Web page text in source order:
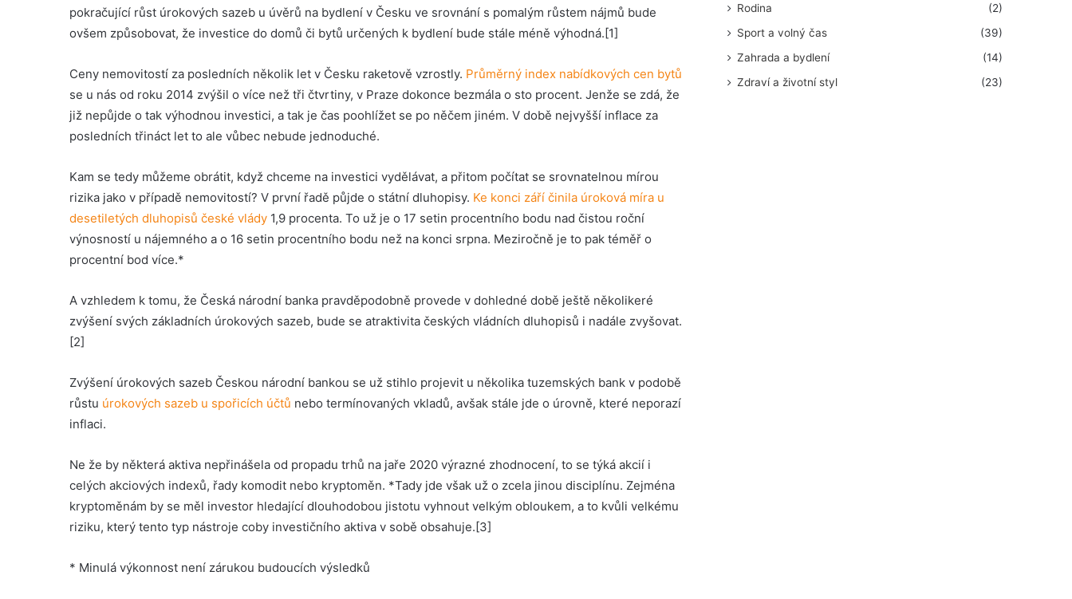
pokračující růst úrokových sazeb u úvěrů na bydlení v Česku ve srovnání s pomalým růstem nájmů bude
ovšem způsobovat, že investice do domů či bytů určených k bydlení bude stále méně výhodná.[1]
Ceny nemovitostí za posledních několik let v Česku raketově vzrostly. Průměrný index nabídkových cen bytů
se u nás od roku 2014 zvýšil o více než tři čtvrtiny, v Praze dokonce bezmála o sto procent. Jenže se zdá, že
již nepůjde o tak výhodnou investici, a tak je čas poohlížet se po něčem jiném. V době nejvyšší inflace za
posledních třináct let to ale vůbec nebude jednoduché.
Kam se tedy můžeme obrátit, když chceme na investici vydělávat, a přitom počítat se srovnatelnou mírou
rizika jako v případě nemovitostí? V první řadě půjde o státní dluhopisy. Ke konci září činila úroková míra u
desetiletých dluhopisů české vlády 1,9 procenta. To už je o 17 setin procentního bodu nad čistou roční
výnosností u nájemného a o 16 setin procentního bodu než na konci srpna. Meziročně je to pak téměř o
procentní bod více.*
A vzhledem k tomu, že Česká národní banka pravděpodobně provede v dohledné době ještě několikeré
zvýšení svých základních úrokových sazeb, bude se atraktivita českých vládních dluhopisů i nadále zvyšovat.
[2]
Zvýšení úrokových sazeb Českou národní bankou se už stihlo projevit u několika tuzemských bank v podobě
růstu úrokových sazeb u spořicích účtů nebo termínovaných vkladů, avšak stále jde o úrovně, které neporazí
inflaci.
Ne že by některá aktiva nepřinášela od propadu trhů na jaře 2020 výrazné zhodnocení, to se týká akcií i
celých akciových indexů, řady komodit nebo kryptoměn. *Tady jde však už o zcela jinou disciplínu. Zejména
kryptoměnám by se měl investor hledající dlouhodobou jistotu vyhnout velkým obloukem, a to kvůli velkému
riziku, který tento typ nástroje coby investičního aktiva v sobě obsahuje.[3]
* Minulá výkonnost není zárukou budoucích výsledků
Rodina
(2)
Sport a volný čas
(39)
Zahrada a bydlení
(14)
Zdraví a životní styl
(23)